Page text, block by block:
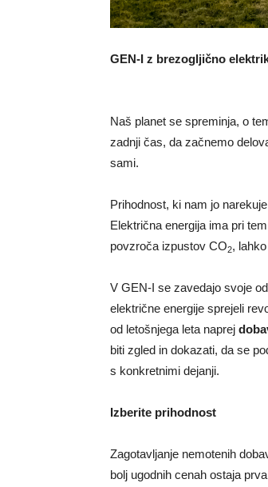
GEN-I z brezogljično
Naš planet se spreminja, o
zadnji čas, da začnemo
sami.
Prihodnost, ki nam jo
Električna energija ima pri
povzroča izpustov CO2,
V GEN-I se zavedajo svoje
električne energije sprejeli
od letošnjega leta naprej
biti zgled in dokazati, da se
s konkretnimi dejanji.
Izberite prihodnost
Zagotavljanje nemotenih
bolj ugodnih cenah ostaja